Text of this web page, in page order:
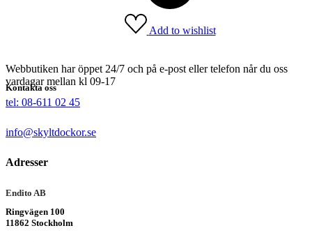
Add to wishlist
Webbutiken har öppet 24/7 och på e-post eller telefon når du oss
vardagar mellan kl 09-17
Kontakta oss
tel: 08-611 02 45
info@skyltdockor.se
Adresser
Endito AB
Ringvägen 100
11862 Stockholm